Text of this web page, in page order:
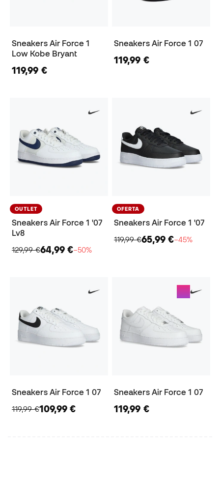
Sneakers Air Force 1
Low Kobe Bryant
119,99 €
Sneakers Air Force 1 07
119,99 €
OUTLET
Sneakers Air Force 1 '07
Lv8
129,99 €64,99 €−50%
OFERTA
Sneakers Air Force 1 '07
119,99 €65,99 €−45%
Sneakers Air Force 1 07
119,99 €109,99 €
Sneakers Air Force 1 07
119,99 €